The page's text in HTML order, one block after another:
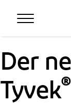
Der
Tyvek®